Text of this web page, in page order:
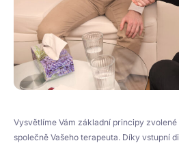
Vysvětlíme Vám základní principy
společně Vašeho terapeuta. Díky vstupní